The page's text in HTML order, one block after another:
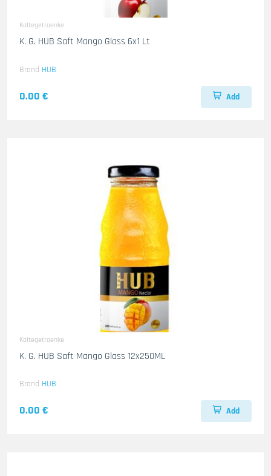
Kaltegetraenke
K. G. HUB Saft Mango Glass 6x1 Lt
Brand HUB
0.00 € Add
Kaltegetraenke
K. G. HUB Saft Mango Glass 12x250ML
Brand HUB
0.00 € Add